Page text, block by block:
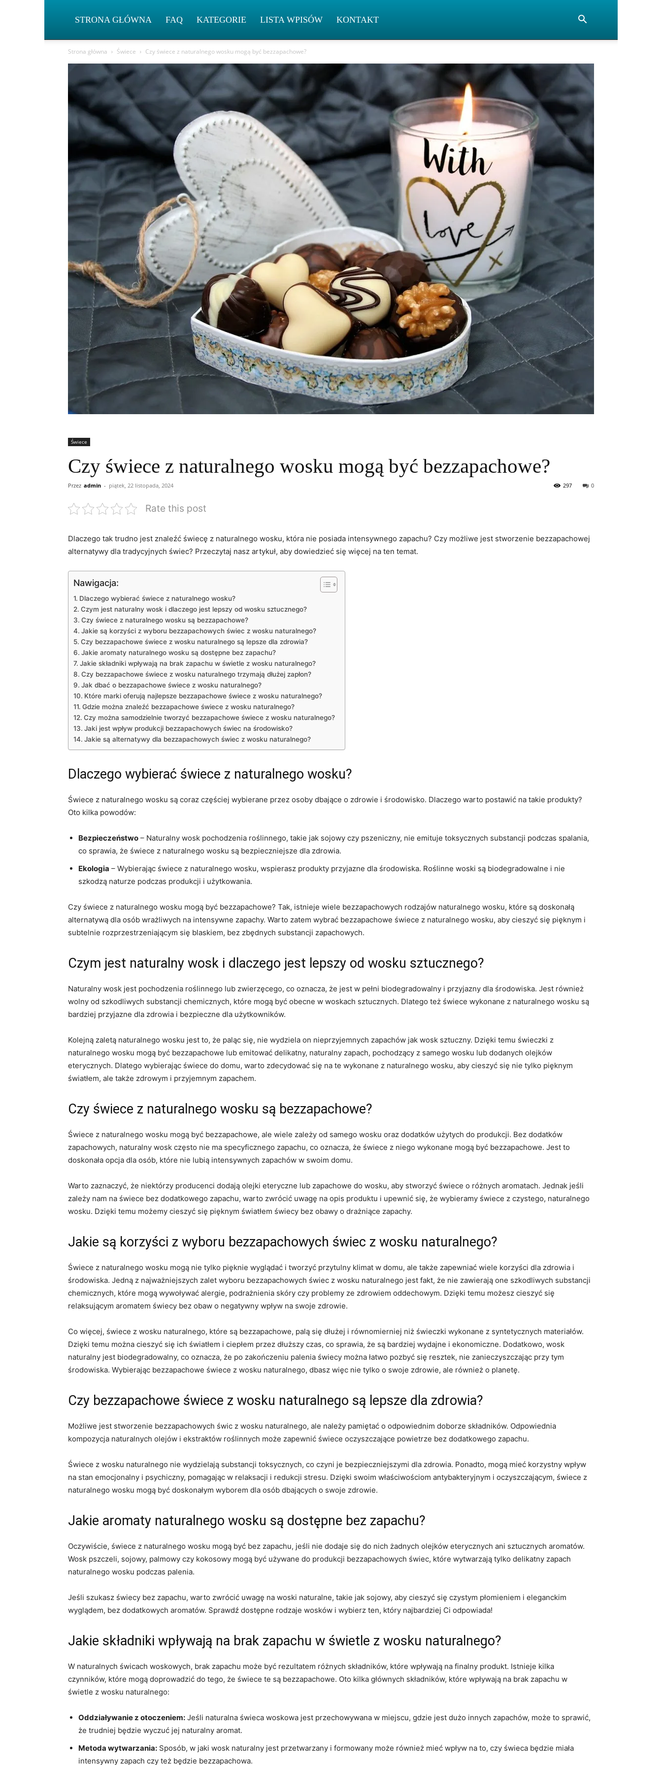
STRONA GŁÓWNA FAQ KATEGORIE LISTA WPISÓW KONTAKT
Strona główna Świece Czy świece z naturalnego wosku mogą być bezzapachowe?
Świece
Czy świece z naturalnego wosku mogą być bezzapachowe?
Przez admin - piątek, 22 listopada, 2024 0
297
Rate this post
Dlaczego tak trudno jest ⁤znaleźć świecę z naturalnego ‌wosku, która nie posiada intensywnego zapachu? Czy możliwe jest stworzenie bezzapachowej
alternatywy dla tradycyjnych świec? Przeczytaj ⁢nasz artykuł, aby dowiedzieć się więcej na ten temat.
Nawigacja:
Dlaczego wybierać świece z naturalnego wosku?
Czym jest naturalny wosk i dlaczego jest lepszy ‍od wosku sztucznego?
Czy świece z naturalnego wosku są bezzapachowe?
Jakie są korzyści z‌ wyboru bezzapachowych świec z wosku naturalnego?
Czy bezzapachowe świece z wosku naturalnego są lepsze dla zdrowia?
Jakie aromaty naturalnego wosku ‍są dostępne bez zapachu?
Jakie składniki wpływają na brak zapachu w świetle z wosku naturalnego?
Czy bezzapachowe świece z wosku naturalnego trzymają⁢ dłużej zapłon?
Jak dbać o bezzapachowe świece z wosku naturalnego?
Które marki oferują najlepsze bezzapachowe świece z ⁤wosku naturalnego?
Gdzie można znaleźć bezzapachowe świece z wosku naturalnego?
Czy ⁣można samodzielnie tworzyć bezzapachowe świece z wosku​ naturalnego?
Jaki jest wpływ produkcji bezzapachowych świec na środowisko?
Jakie są alternatywy⁢ dla⁤ bezzapachowych‌ świec z wosku naturalnego?
Dlaczego wybierać świece z naturalnego wosku?
Świece​ z naturalnego wosku ​są coraz częściej wybierane przez osoby⁢ dbające o zdrowie i środowisko. Dlaczego warto postawić na⁤ takie produkty?
Oto kilka powodów:
Bezpieczeństwo – Naturalny wosk pochodzenia roślinnego, takie jak sojowy czy pszeniczny, nie emituje toksycznych substancji podczas spalania,
co​ sprawia, że świece z naturalnego‍ wosku są⁣ bezpieczniejsze dla‍ zdrowia.
Ekologia – Wybierając świece z naturalnego wosku, wspierasz produkty⁤ przyjazne dla środowiska. Roślinne woski są biodegradowalne i⁢ nie
szkodzą naturze podczas produkcji i użytkowania.
Czy‌ świece​ z naturalnego wosku mogą być bezzapachowe? Tak, istnieje wiele bezzapachowych rodzajów naturalnego⁤ wosku, ​które są ‌doskonałą
alternatywą dla osób ‍wrażliwych na intensywne zapachy. Warto zatem wybrać bezzapachowe świece z naturalnego ​wosku, aby cieszyć się pięknym i
subtelnie rozprzestrzeniającym się blaskiem, bez zbędnych substancji zapachowych.
Czym jest naturalny wosk i dlaczego jest lepszy ‍od wosku sztucznego?
Naturalny wosk jest pochodzenia‌ roślinnego lub zwierzęcego, co oznacza, że jest w pełni biodegradowalny i przyjazny dla środowiska. ⁢Jest również
wolny od szkodliwych substancji⁣ chemicznych, które mogą być obecne w woskach sztucznych. Dlatego też świece wykonane z naturalnego wosku są
bardziej ‍przyjazne dla zdrowia i bezpieczne dla użytkowników.
Kolejną zaletą naturalnego wosku ⁤jest to, że paląc się, nie wydziela on nieprzyjemnych zapachów jak wosk sztuczny. Dzięki temu świeczki z
naturalnego wosku mogą​ być bezzapachowe lub emitować delikatny, naturalny zapach,⁤ pochodzący z samego wosku lub‍ dodanych olejków
‌eterycznych. Dlatego wybierając świece do domu, warto zdecydować się na te wykonane z naturalnego wosku, aby cieszyć się nie tylko pięknym
‌światłem, ale ⁤także zdrowym i przyjemnym zapachem.
Czy świece z naturalnego wosku są bezzapachowe?
Świece z naturalnego wosku⁤ mogą być bezzapachowe, ale wiele​ zależy od samego wosku oraz dodatków użytych do produkcji. Bez dodatków
zapachowych, naturalny ⁢wosk często nie ma specyficznego zapachu, co oznacza, że‍ świece z niego wykonane mogą być bezzapachowe. Jest ⁤to
doskonała opcja⁢ dla osób, które nie lubią intensywnych zapachów w swoim domu.
Warto zaznaczyć, że niektórzy producenci dodają olejki eteryczne lub zapachowe do wosku, aby ⁢stworzyć świece o różnych ⁤aromatach. Jednak jeśli
zależy nam na świece bez dodatkowego zapachu, warto zwrócić uwagę⁤ na opis⁣ produktu i upewnić ‍się, że wybieramy świece z czystego, ​naturalnego
wosku. ‍Dzięki temu możemy cieszyć się pięknym światłem świecy⁢ bez obawy o drażniące zapachy.
Jakie są korzyści z‌ wyboru bezzapachowych świec z wosku naturalnego?
Świece z naturalnego wosku mogą nie tylko pięknie wyglądać i tworzyć przytulny klimat w domu, ale także zapewniać​ wiele korzyści dla zdrowia i
środowiska. Jedną z najważniejszych ⁣zalet wyboru bezzapachowych świec z wosku naturalnego ‍jest fakt, że nie zawierają one szkodliwych substancji
chemicznych, które mogą‌ wywoływać alergie, ⁣podrażnienia skóry czy ‌problemy ze zdrowiem oddechowym. Dzięki temu możesz cieszyć się
relaksującym aromatem świecy⁣ bez obaw o negatywny wpływ na swoje zdrowie.
Co więcej, świece z wosku ‍naturalnego, które są bezzapachowe,⁤ palą się dłużej i równomierniej niż świeczki ⁢wykonane z syntetycznych materiałów.
Dzięki temu można cieszyć się ich światłem i ciepłem przez dłuższy czas, co sprawia, że są bardziej wydajne i ekonomiczne. Dodatkowo, wosk
naturalny jest biodegradowalny, co oznacza, że po zakończeniu ​palenia świecy można łatwo pozbyć się resztek,‍ nie zanieczyszczając przy tym
środowiska. Wybierając bezzapachowe świece z wosku naturalnego, dbasz więc nie tylko ‌o swoje zdrowie, ale również o planetę.
Czy bezzapachowe świece z wosku naturalnego są lepsze dla zdrowia?
Możliwe jest stworzenie bezzapachowych świc z wosku​ naturalnego, ale należy pamiętać o odpowiednim doborze składników. Odpowiednia
kompozycja naturalnych olejów i ekstraktów roślinnych może zapewnić świece oczyszczające ⁢powietrze bez dodatkowego zapachu.
Świece z wosku naturalnego nie wydzielają substancji toksycznych, co czyni je bezpieczniejszymi dla zdrowia. Ponadto, mogą ⁢mieć korzystny wpływ
na stan emocjonalny i psychiczny, pomagając w relaksacji i⁢ redukcji stresu. Dzięki swoim właściwościom antybakteryjnym i oczyszczającym, świece ⁢z
naturalnego⁤ wosku mogą być doskonałym wyborem‌ dla osób dbających o swoje zdrowie.
Jakie aromaty naturalnego wosku ‍są dostępne bez zapachu?
Oczywiście,​ świece z naturalnego wosku⁤ mogą być bez zapachu, jeśli nie dodaje się do nich żadnych olejków eterycznych ani sztucznych aromatów.
Wosk pszczeli, sojowy, palmowy⁣ czy kokosowy mogą być używane do produkcji bezzapachowych ⁢świec, które wytwarzają tylko delikatny zapach
naturalnego wosku podczas palenia.
Jeśli szukasz świecy bez zapachu, warto zwrócić uwagę na woski naturalne, takie jak ⁣sojowy, aby cieszyć się​ czystym płomieniem i eleganckim
wyglądem, bez dodatkowych‍ aromatów. Sprawdź ⁢dostępne rodzaje ‌wosków i wybierz ten, ⁣który najbardziej Ci odpowiada!
Jakie składniki wpływają na brak zapachu w świetle z wosku naturalnego?
W naturalnych świcach woskowych, brak zapachu może⁢ być rezultatem różnych składników, które wpływają na finalny produkt. Istnieje kilka ​
czynników, które mogą doprowadzić do⁣ tego, że ‍świece te ‌są bezzapachowe. Oto kilka ⁣głównych składników, ​które wpływają na brak zapachu⁣ w‌
świetle z wosku naturalnego:
Oddziaływanie⁤ z otoczeniem: Jeśli⁢ naturalna świeca woskowa jest przechowywana w miejscu, gdzie ‌jest dużo innych⁢ zapachów, może​ to sprawić,
że trudniej będzie wyczuć jej naturalny aromat.
Metoda wytwarzania: Sposób, w jaki wosk naturalny jest‌ przetwarzany i formowany może również mieć wpływ na to, czy świeca będzie miała⁤
intensywny zapach czy ​też będzie ‌bezzapachowa.